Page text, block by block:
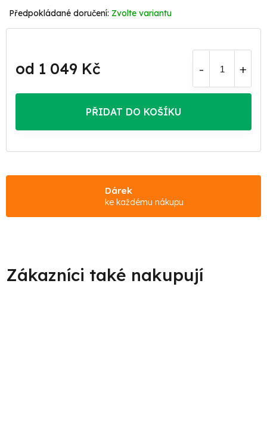
Zvolte variantu
od 1 049 Kč
cena:
PŘIDAT DO KOŠÍKU
Dárek
ke každému nákupu